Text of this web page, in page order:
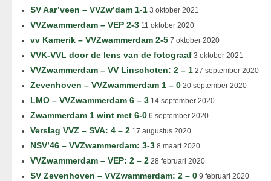
SV Aar’veen – VVZw’dam 1-1 3 oktober 2021
VVZwammerdam – VEP 2-3 11 oktober 2020
vv Kamerik – VVZwammerdam 2-5 7 oktober 2020
VVK-VVL door de lens van de fotograaf 3 oktober 2021
VVZwammerdam – VV Linschoten: 2 – 1 27 september 2020
Zevenhoven – VVZwammerdam 1 – 0 20 september 2020
LMO – VVZwammerdam 6 – 3 14 september 2020
Zwammerdam 1 wint met 6-0 6 september 2020
Verslag VVZ – SVA: 4 – 2 17 augustus 2020
NSV’46 – VVZwammerdam: 3-3 8 maart 2020
VVZwammerdam – VEP: 2 – 2 28 februari 2020
SV Zevenhoven – VVZwammerdam: 2 – 0 9 februari 2020